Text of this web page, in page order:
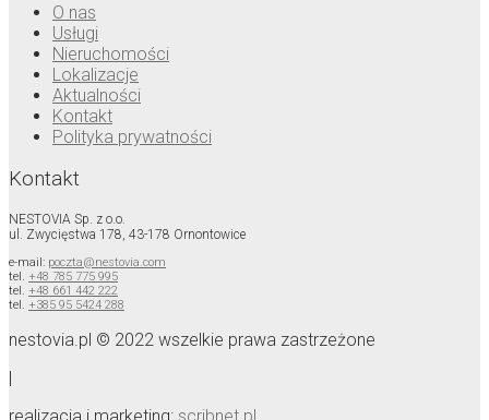
O nas
Usługi
Nieruchomości
Lokalizacje
Aktualności
Kontakt
Polityka prywatności
Kontakt
NESTOVIA Sp. z o.o.
ul. Zwycięstwa 178, 43-178 Ornontowice
e-mail: poczta@nestovia.com
tel. +48 785 775 995
tel. +48 661 442 222
tel. +385 95 5424 288
nestovia.pl © 2022 wszelkie prawa zastrzeżone
|